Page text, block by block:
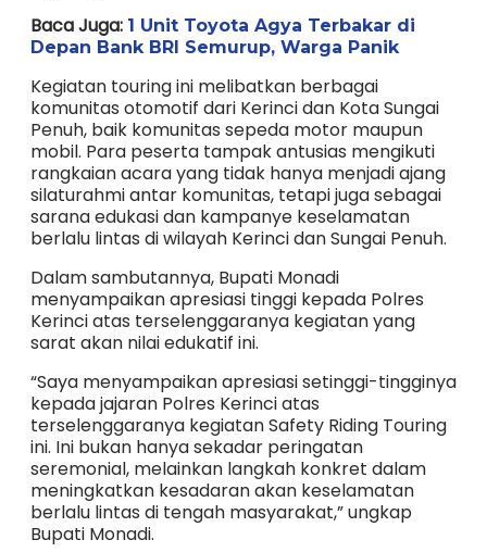
Baca Juga: 1 Unit Toyota Agya Terbakar di
Depan Bank BRI Semurup, Warga Panik
Kegiatan touring ini melibatkan berbagai
komunitas otomotif dari Kerinci dan Kota Sungai
Penuh, baik komunitas sepeda motor maupun
mobil. Para peserta tampak antusias mengikuti
rangkaian acara yang tidak hanya menjadi ajang
silaturahmi antar komunitas, tetapi juga sebagai
sarana edukasi dan kampanye keselamatan
berlalu lintas di wilayah Kerinci dan Sungai Penuh.
Dalam sambutannya, Bupati Monadi
menyampaikan apresiasi tinggi kepada Polres
Kerinci atas terselenggaranya kegiatan yang
sarat akan nilai edukatif ini.
“Saya menyampaikan apresiasi setinggi-tingginya
kepada jajaran Polres Kerinci atas
terselenggaranya kegiatan Safety Riding Touring
ini. Ini bukan hanya sekadar peringatan
seremonial, melainkan langkah konkret dalam
meningkatkan kesadaran akan keselamatan
berlalu lintas di tengah masyarakat,” ungkap
Bupati Monadi.